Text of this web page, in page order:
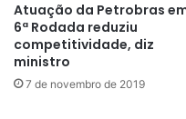
Atuação da Petrobras
6ª Rodada reduziu
competitividade, diz
ministro
7 de novembro de 2019